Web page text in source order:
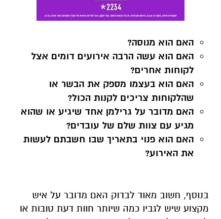
האם הוא עשה הרבה אירועים דומים אצל
לקוחות אחרים?
שהלקוחות צריכים לקנות הכול?
האם מדובר על גרילמן אחד שיגיע או שהוא
מגיע עם צוות שלם של עובדים?
האם הוא פנוי בתאריך שבו חשבתם לעשות
את האירוע?
בנוסף, חשוב מאוד לבדוק האם מדובר על איש
מקצוע שיש לגביו כמה שיותר חוות דעת טובות או
או שלא יהיה אדיב אליכם. לכן, כדי להימנע
מבחירה לא נכונה, אנחנו מאוד ממליצים לכם